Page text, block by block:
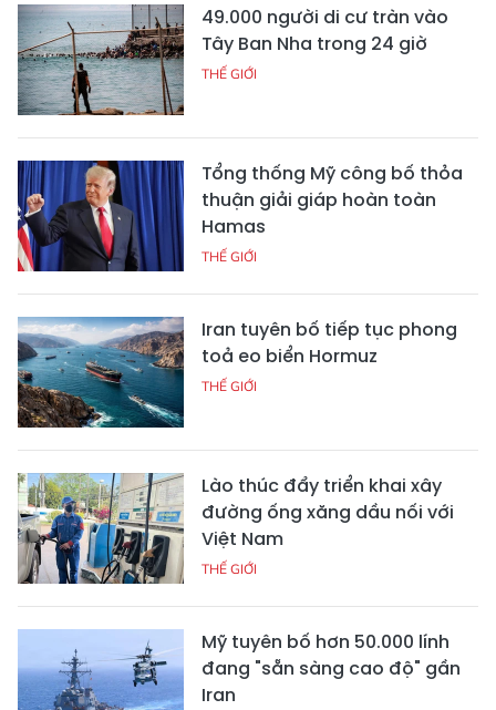
49.000 người di cư tràn vào
Tây Ban Nha trong 24 giờ
THẾ GIỚI
Tổng thống Mỹ công bố thỏa
thuận giải giáp hoàn toàn
Hamas
THẾ GIỚI
Iran tuyên bố tiếp tục phong
toả eo biển Hormuz
THẾ GIỚI
Lào thúc đẩy triển khai xây
đường ống xăng dầu nối với
Việt Nam
THẾ GIỚI
Mỹ tuyên bố hơn 50.000 lính
đang "sẵn sàng cao độ" gần
Iran